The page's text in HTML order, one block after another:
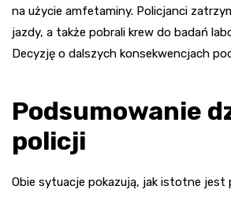
na użycie amfetaminy. Policjanci
jazdy, a także pobrali krew do badań
Decyzję o dalszych konsekwencjach
Podsumowanie
policji
Obie sytuacje pokazują, jak istotne jest